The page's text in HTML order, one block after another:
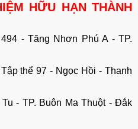
HỮU HẠN THÀNH
- Tăng Nhơn Phú A - TP.
thể 97 - Ngọc Hồi - Thanh
- TP. Buôn Ma Thuột - Đắk